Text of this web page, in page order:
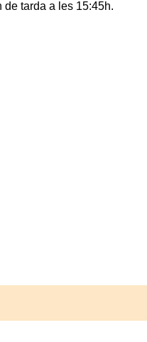
de tarda a les 15:45h.